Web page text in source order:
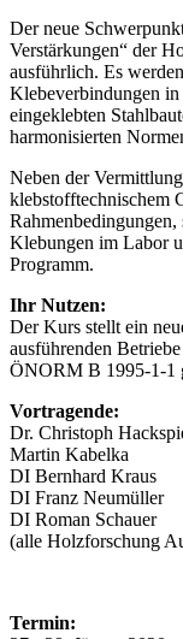
Der neue
Verstärkungen“ der
ausführlich. Es
Klebeverbindungen
eingeklebten
harmonisierten
Neben der
klebstofftechni­schem
Klebungen im Labor
Programm.
Ihr Nutzen:
Der Kurs stellt ein
ausführenden
ÖNORM B 1995-1-1
Vortragende:
Dr. Christoph
Martin Kabelka
DI Bernhard Kraus
DI Franz Neumüller
DI Roman Schauer
(alle Holzforschung
Termin: